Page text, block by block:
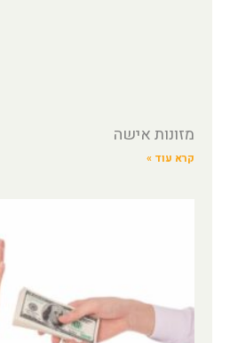
מזונות אישה
קרא עוד »